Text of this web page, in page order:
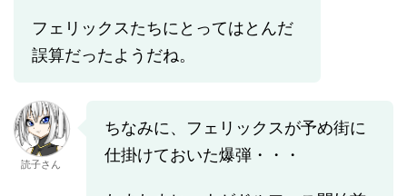
フェリックスたちにとってはとんだ
誤算だったようだね。
読子さん
ちなみに、フェリックスが予め街に
仕掛けておいた爆弾・・・